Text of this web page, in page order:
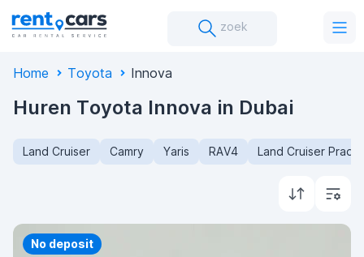
zoek
Home Toyota Innova
Huren Toyota Innova in Dubai
Land Cruiser Camry Yaris RAV4 Land Cruiser Prado
Priority
No deposit